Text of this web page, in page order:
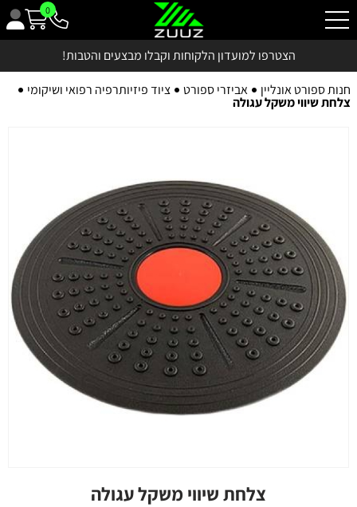
0
הצטרפו למועדון הלקוחות וקבלו מבצעים והטבות!
חנות ספורט אונליין אביזרי ספורט ציוד פיזיותרפיה רפואי ושיקומי
צלחת שיווי משקל עגולה
צלחת שיווי משקל עגולה